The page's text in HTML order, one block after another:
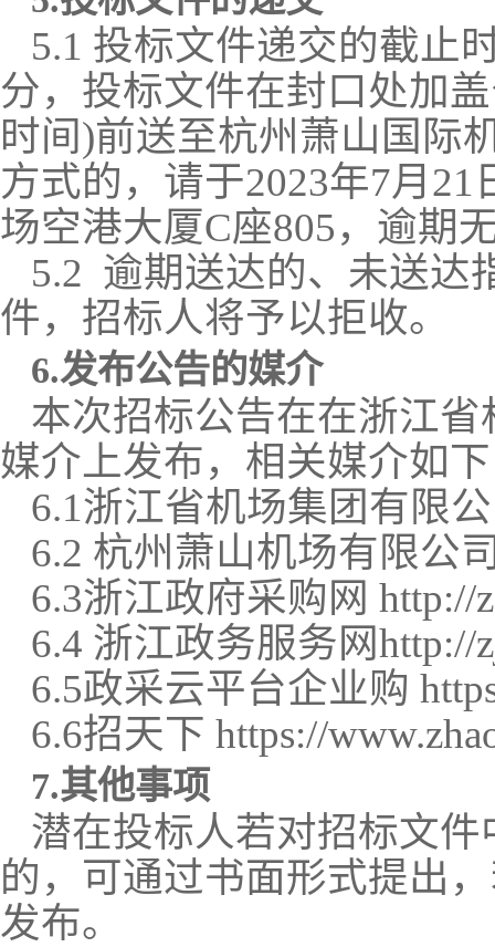
5.1 投标文件递交的截止
分，投标文件在封口处加
时间)前送至杭州萧山国际
方式的，请于2023年7月 21
场空港大厦C座805，逾期
5.2 逾期送达的、未送达
件，招标人将予以拒收。
6.发布公告的媒介
本次招标公告在在浙江
媒介上发布，相关媒介如
6.1浙江省机场集团有限
6.2 杭州萧山机场有限公
6.3浙江政府采购网 http://
6.4 浙江政务服务网http://
6.5政采云平台企业购
6.6招天下 https://
7.其他事项
潜在投标人若对招标文
的，可通过书面形式提出
发布。